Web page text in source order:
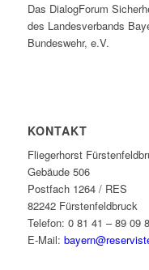
Das DialogForum
des Landesverbands
Bundeswehr, e.V.
KONTAKT
Fliegerhorst
Gebäude 506
Postfach 1264 / RES
82242 Fürstenfeldbruck
Telefon: 0 81 41 – 89 09
E-Mail: